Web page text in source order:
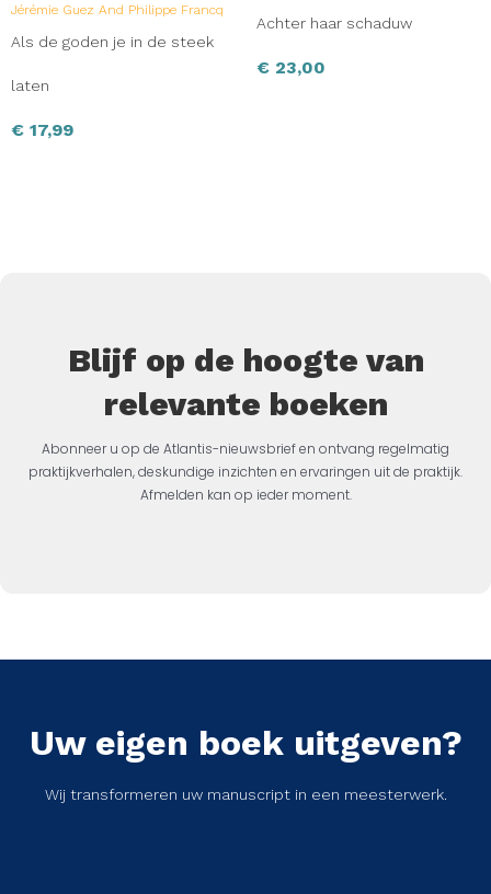
Jérémie Guez And Philippe Francq
Als de goden je in de steek
laten
€ 17,99
Achter haar schaduw
€ 23,00
Blijf op de hoogte van
relevante boeken
Abonneer u op de Atlantis-nieuwsbrief en ontvang regelmatig
praktijkverhalen, deskundige inzichten en ervaringen uit de praktijk.
Afmelden kan op ieder moment.
Uw eigen boek uitgeven?
Wij transformeren uw manuscript in een meesterwerk.